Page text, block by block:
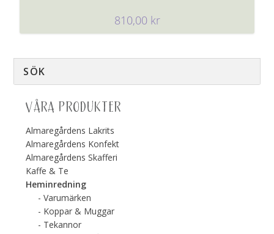
810,00 kr
VÅRA PRODUKTER
Almaregårdens Lakrits
Almaregårdens Konfekt
Almaregårdens Skafferi
Kaffe & Te
Heminredning
Varumärken
Koppar & Muggar
Tekannor